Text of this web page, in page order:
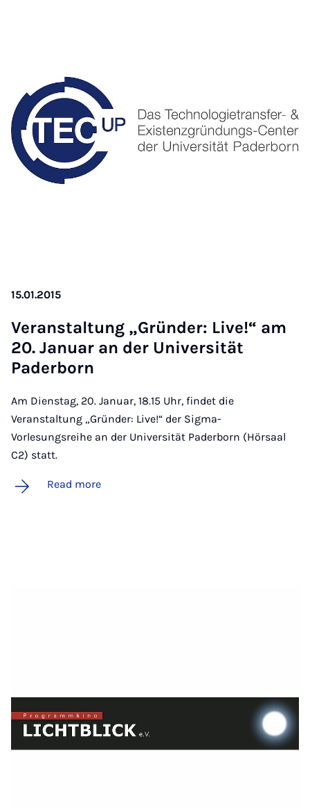
15.01.2015
Ver­an­stal­tung „Gründer: Live!“ am
20. Janu­ar an der Uni­versität
Pader­born
Am Dienstag, 20. Januar, 18.15 Uhr, findet die
Veranstaltung „Gründer: Live!“ der Sigma-
Vorlesungsreihe an der Universität Paderborn (Hörsaal
C2) statt.
Read more